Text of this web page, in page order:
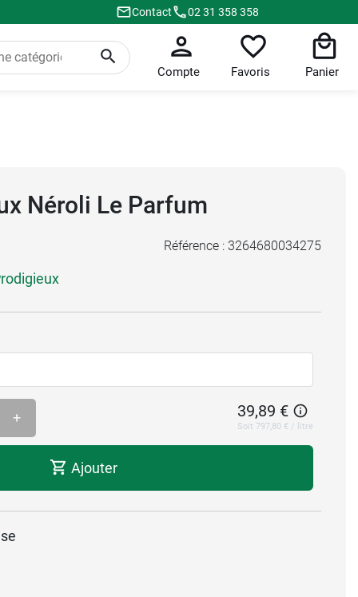
Contact 02 31 358 358
Compte Favoris Panier
Néroli Le Parfum
Référence : 3264680034275
+ 39,89 €
Soit 797,80 € / litre
Ajouter